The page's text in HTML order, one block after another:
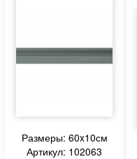
Размеры: 60x10см
Артикул: 102063